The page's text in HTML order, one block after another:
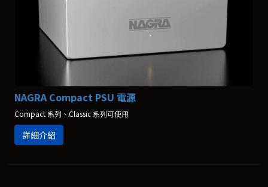
NAGRA Compact PSU 電源
Compact 系列、Classic 系列可使用
詳細介紹